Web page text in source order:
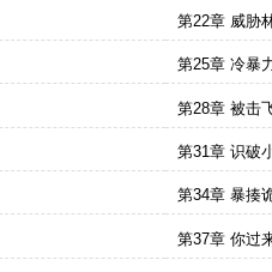
第22章 威胁
第25章 冷暴
第28章 被击
第31章 识破
第34章 暴揍
第37章 你过